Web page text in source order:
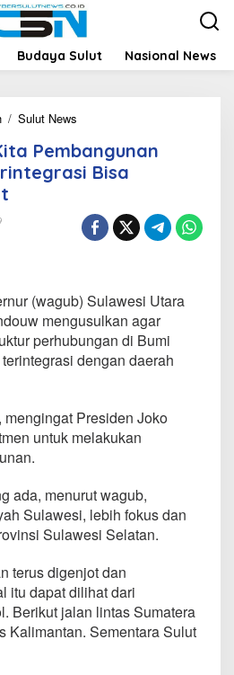
Budaya Sulut Nasional News
/ Sulut News
g
u
b
M
K
i
t
a
P
b
a
n
n
a
n
P
r
h
u
b
u
Pembangunan
Bisa
(wagub) Sulawesi Utara
mengusulkan agar
perhubungan di Bumi
dengan daerah
Presiden Joko
untuk melakukan
ada, menurut wagub,
Sulawesi, lebih fokus dan
Sulawesi Selatan.
terus digenjot dan
itu dapat dilihat dari
Berikut jalan lintas Sumatera
Kalimantan. Sementara Sulut